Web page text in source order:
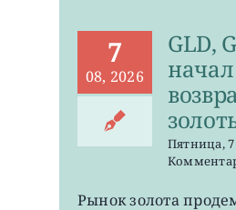
7
08, 2026
GLD,
начал
Пятница, 7
Рынок золота